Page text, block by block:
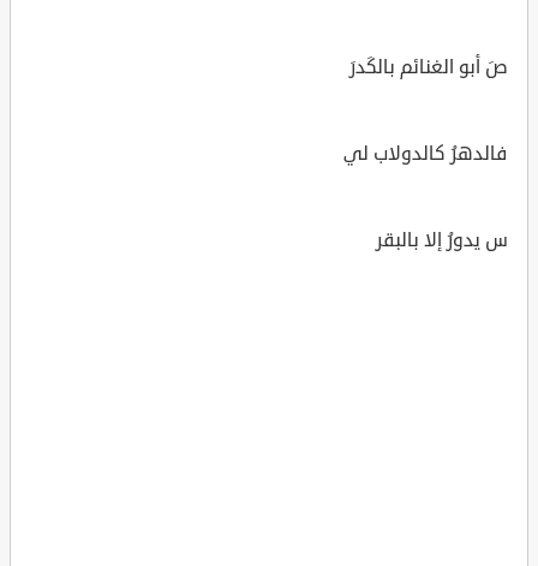
صَ أبو الغنائم بالكَدرَ
فالدهرُ كالدولاب لي
س يدورُ إلا بالبقر